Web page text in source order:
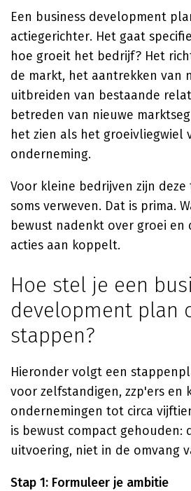
Een business development
actiegerichter. Het gaat
hoe groeit het bedrijf? Het
de markt, het aantrekken van
uitbreiden van bestaande
betreden van nieuwe
het zien als het groeivliegwiel
onderneming.
Voor kleine bedrijven zijn
soms verweven. Dat is prima.
bewust nadenkt over groei en
acties aan koppelt.
Hoe stel je een
development plan
stappen?
Hieronder volgt een
voor zelfstandigen, zzp'ers en
ondernemingen tot circa
is bewust compact gehouden:
uitvoering, niet in de omvang
Stap 1: Formuleer je ambitie